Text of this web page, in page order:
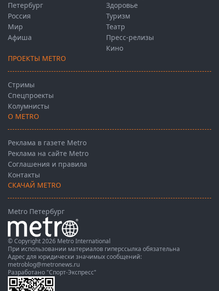
Петербург
Россия
Мир
Афиша
Здоровье
Туризм
Театр
Пресс-релизы
Кино
ПРОЕКТЫ METRO
Стримы
Спецпроекты
Колумнисты
О METRO
Реклама в газете Metro
Реклама на сайте Metro
Соглашения и правила
Контакты
СКАЧАЙ METRO
Metro Петербург
© Copyright 2026 Metro International
При использовании материалов гиперссылка обязательна
Адрес для юридически значимых сообщений:
metroblog@metronews.ru
Разработано "Спорт-Экспресс"